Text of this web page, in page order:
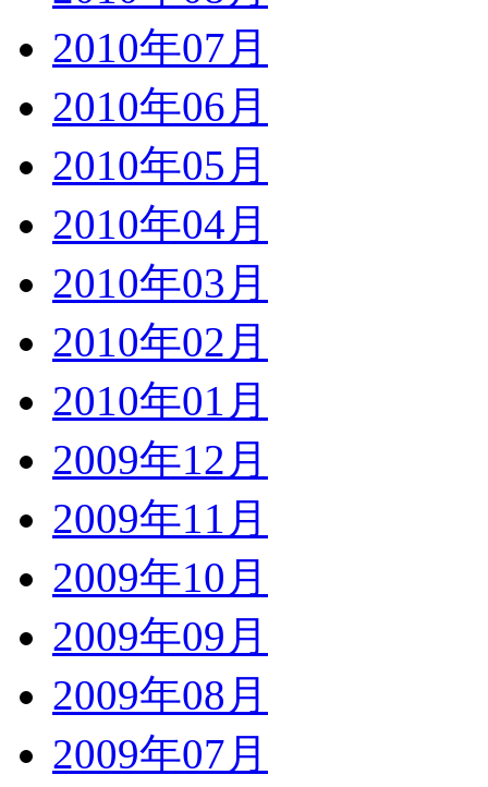
2010年07月
2010年06月
2010年05月
2010年04月
2010年03月
2010年02月
2010年01月
2009年12月
2009年11月
2009年10月
2009年09月
2009年08月
2009年07月